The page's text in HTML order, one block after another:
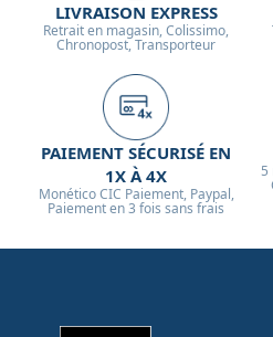
LIVRAISON EXPRESS
Retrait en magasin, Colissimo,
Chronopost, Transporteur
PAIEMENT SÉCURISÉ EN
1X À 4X
Monético CIC Paiement, Paypal,
Paiement en 3 fois sans frais
5